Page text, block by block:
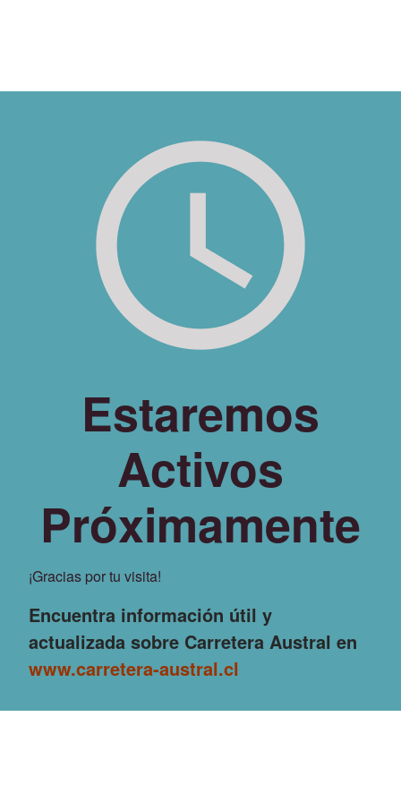
Estaremos
Activos
Próximamente
¡Gracias por tu visita!
Encuentra información útil y
actualizada sobre Carretera Austral en
www.carretera-austral.cl